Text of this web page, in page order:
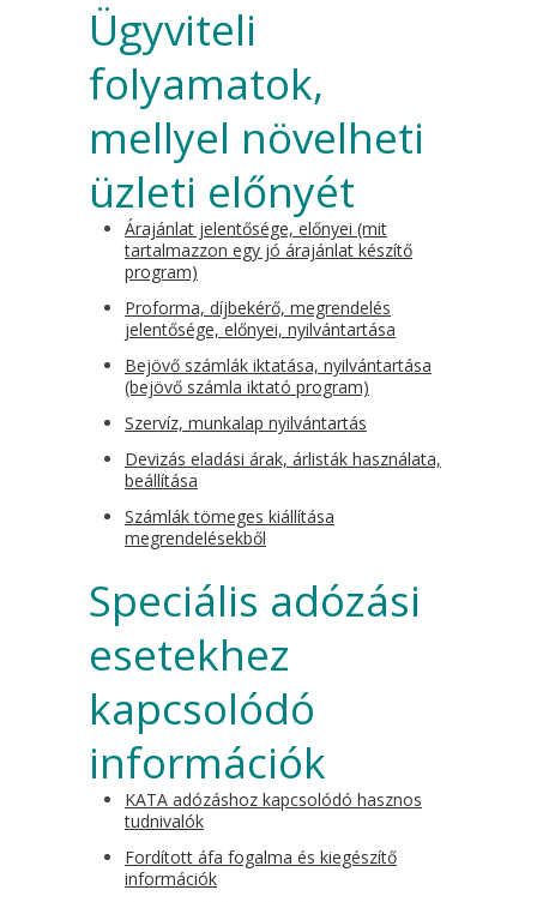
Ügyviteli
folyamatok,
mellyel növelheti
üzleti előnyét
Árajánlat jelentősége, előnyei (mit
tartalmazzon egy jó árajánlat készítő
program)
Proforma, díjbekérő, megrendelés
jelentősége, előnyei, nyilvántartása
Bejövő számlák iktatása, nyilvántartása
(bejövő számla iktató program)
Szervíz, munkalap nyilvántartás
Devizás eladási árak, árlisták használata,
beállítása
Számlák tömeges kiállítása
megrendelésekből
Speciális adózási
esetekhez
kapcsolódó
információk
KATA adózáshoz kapcsolódó hasznos
tudnivalók
Fordított áfa fogalma és kiegészítő
információk